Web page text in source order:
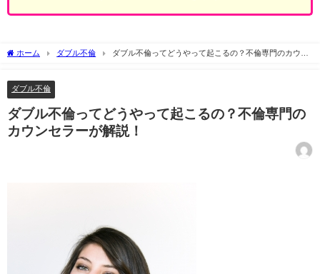
ホーム ダブル不倫
ダブル不倫ってどうやって起こるの？不倫専門のカウン
ダブル不倫
ダブル不倫ってどうやって起こるの？不倫専門の
カウンセラーが解説！